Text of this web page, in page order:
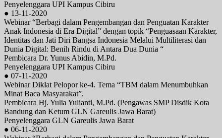
Penyelenggara UPI Kampus Cibiru
● 13-11-2020
Webinar “Berbagi dalam Pengembangan dan Penguatan Karakter
Anak Indonesia di Era Digital” dengan topik “Penguasaan Karakter,
Identitas dan Jati Diri Bangsa Indonesia Melalui Multiliterasi dan
Dunia Digital: Benih Rindu di Antara Dua Dunia “
Pembicara Dr. Yunus Abidin, M.Pd.
Penyelenggara UPI Kampus Cibiru
● 07-11-2020
Webinar Diklat Pelopor ke-4. Tema “TBM dalam Menumbuhkan
Minat Baca Masyarakat”.
Pembicara Hj. Yulia Yulianti, M.Pd. (Pengawas SMP Disdik Kota
Bandung dan Ketum GLN Gareulis Jawa Barat)
Penyelenggara GLN Gareulis Jawa Barat
● 06-11-2020